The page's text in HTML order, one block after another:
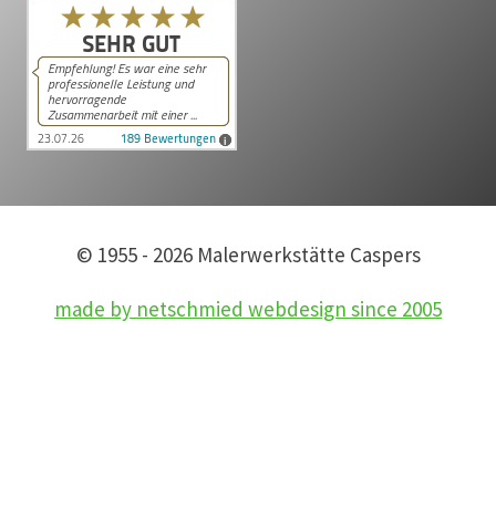
© 1955 - 2026 Malerwerkstätte Caspers
made by netschmied webdesign since 2005